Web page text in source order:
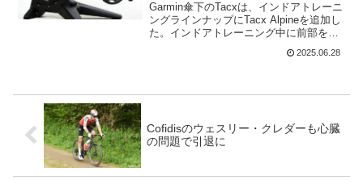
Garmin傘下のTacxは、インドアトレーニ
ングラインナップにTacx Alpineを追加し
た。インドアトレーニング中に前部を上
下に動かすことが出来るのだ。まあ、ど
う考えてもWahooの Kickr CimbやElite
2025.06.28
Cofidisのウェスリー・クレダーも心臓
の問題で引退に